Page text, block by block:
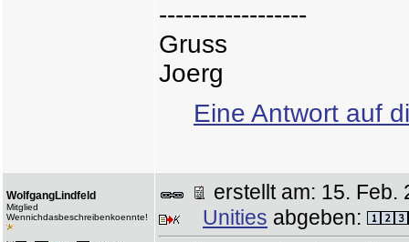
------------------
Gruss
Joerg
Eine Antwort auf
WolfgangLindfeld
Mitglied
Wennichdasbeschreibenkoennte!
erstellt am: 15.
Unities abgeben: